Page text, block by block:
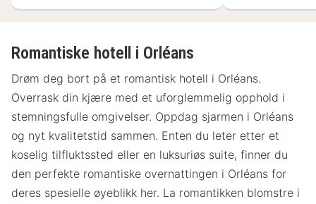
Romantiske hotell i Orléans
Drøm deg bort på et romantisk hotell i Orléans.
Overrask din kjære med et uforglemmelig opphold i
stemningsfulle omgivelser. Oppdag sjarmen i Orléans
og nyt kvalitetstid sammen. Enten du leter etter et
koselig tilfluktssted eller en luksuriøs suite, finner du
den perfekte romantiske overnattingen i Orléans for
deres spesielle øyeblikk her. La romantikken blomstre i